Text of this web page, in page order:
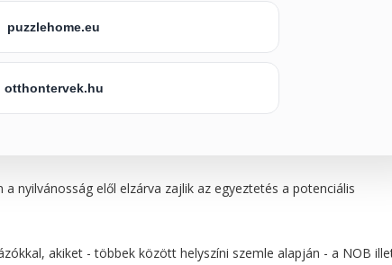
puzzlehome.eu
otthontervek.hu
nyilvánosság elől elzárva zajlik az egyeztetés a potenciális
akiket - többek között helyszíni szemle alapján - a NOB